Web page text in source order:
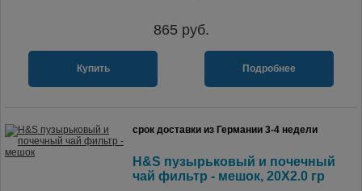
865 руб.
Купить Подробнее
срок доставки из Германии 3-4 недели
H&S пузырьковый и почечный
чай фильтр - мешок, 20X2.0 гр